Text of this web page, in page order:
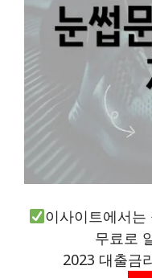
이사이트에서
무료로
2023 대출금